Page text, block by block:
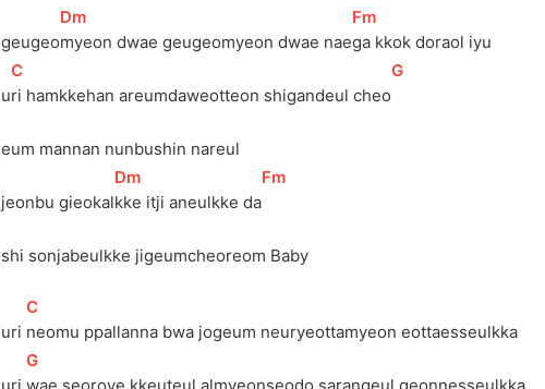
geugeo
[Dm
myeon dwae geugeomyeon dwae nae
[Fm
ga kkok doraol iyu
u
[
C
ri hamkkehan areumdaweotteon shigandeul cheo
[
G
eum mannan nunbushin nareul
jeonbu gieokal
[Dm
kke itji aneulkke da
[Fm
shi sonjabeulkke jigeumcheoreom Baby
uri
[
C
neomu ppallanna bwa jogeum neuryeottamyeon eottaesseulkka
[
G